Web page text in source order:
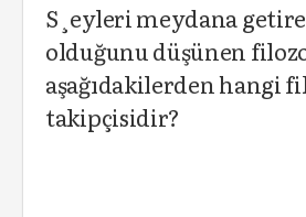
S¸eyleri meydana
olduğunu düşünen
aşağıdakilerden hangi
takipçisidir?